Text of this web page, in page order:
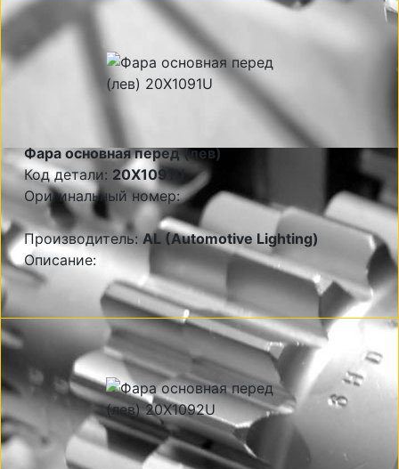
Фара основная перед (лев)
Код детали: 20X1091U
Оригинальный номер:
Производитель: AL (Automotive Lighting)
Описание: